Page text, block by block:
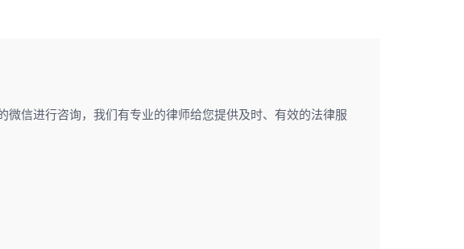
信进行咨询，我们有专业的律师给您提供及时、有效的法律服